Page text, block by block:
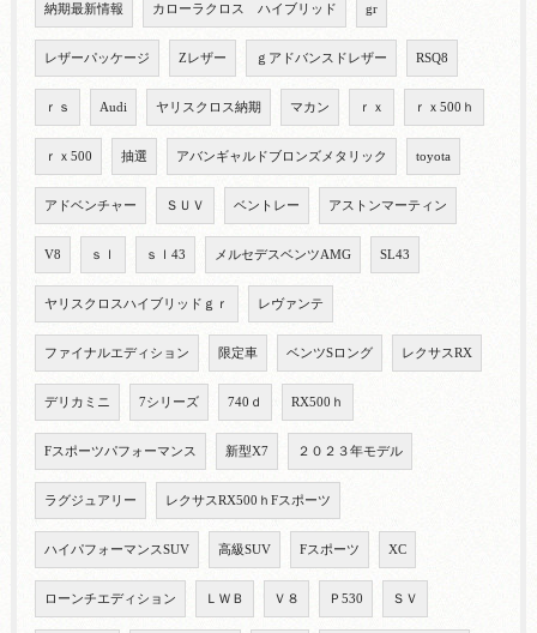
納期最新情報 カローラクロス ハイブリッド gr
レザーパッケージ Zレザー ｇアドバンスドレザー RSQ8
ｒｓ Audi ヤリスクロス納期 マカン ｒｘ ｒｘ500ｈ
ｒｘ500 抽選 アバンギャルドブロンズメタリック toyota
アドベンチャー ＳＵＶ ベントレー アストンマーティン
V8 ｓｌ ｓｌ43 メルセデスベンツAMG SL43
ヤリスクロスハイブリッドｇｒ レヴァンテ
ファイナルエディション 限定車 ベンツSロング レクサスRX
デリカミニ 7シリーズ 740ｄ RX500ｈ
Fスポーツパフォーマンス 新型X7 ２０２３年モデル
ラグジュアリー レクサスRX500ｈFスポーツ
ハイパフォーマンスSUV 高級SUV Fスポーツ XC
ローンチエディション ＬＷＢ Ｖ８ Ｐ530 ＳＶ